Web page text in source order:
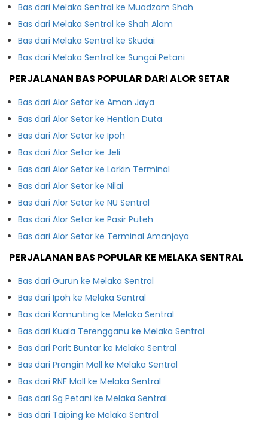
Bas dari Melaka Sentral ke Muadzam Shah
Bas dari Melaka Sentral ke Shah Alam
Bas dari Melaka Sentral ke Skudai
Bas dari Melaka Sentral ke Sungai Petani
PERJALANAN BAS POPULAR DARI ALOR SETAR
Bas dari Alor Setar ke Aman Jaya
Bas dari Alor Setar ke Hentian Duta
Bas dari Alor Setar ke Ipoh
Bas dari Alor Setar ke Jeli
Bas dari Alor Setar ke Larkin Terminal
Bas dari Alor Setar ke Nilai
Bas dari Alor Setar ke NU Sentral
Bas dari Alor Setar ke Pasir Puteh
Bas dari Alor Setar ke Terminal Amanjaya
PERJALANAN BAS POPULAR KE MELAKA SENTRAL
Bas dari Gurun ke Melaka Sentral
Bas dari Ipoh ke Melaka Sentral
Bas dari Kamunting ke Melaka Sentral
Bas dari Kuala Terengganu ke Melaka Sentral
Bas dari Parit Buntar ke Melaka Sentral
Bas dari Prangin Mall ke Melaka Sentral
Bas dari RNF Mall ke Melaka Sentral
Bas dari Sg Petani ke Melaka Sentral
Bas dari Taiping ke Melaka Sentral